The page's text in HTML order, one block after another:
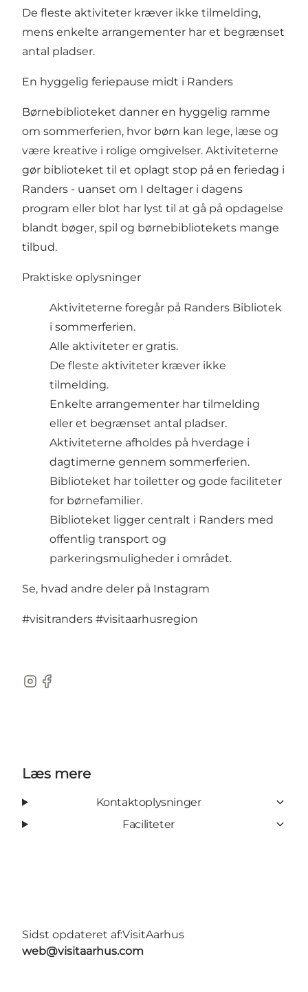
De fleste aktiviteter kræver ikke tilmelding,
mens enkelte arrangementer har et begrænset
antal pladser.
En hyggelig feriepause midt i Randers
Børnebiblioteket danner en hyggelig ramme
om sommerferien, hvor børn kan lege, læse og
være kreative i rolige omgivelser. Aktiviteterne
gør biblioteket til et oplagt stop på en feriedag i
Randers - uanset om I deltager i dagens
program eller blot har lyst til at gå på opdagelse
blandt bøger, spil og børnebibliotekets mange
tilbud.
Praktiske oplysninger
Aktiviteterne foregår på Randers Bibliotek
i sommerferien.
Alle aktiviteter er gratis.
De fleste aktiviteter kræver ikke
tilmelding.
Enkelte arrangementer har tilmelding
eller et begrænset antal pladser.
Aktiviteterne afholdes på hverdage i
dagtimerne gennem sommerferien.
Biblioteket har toiletter og gode faciliteter
for børnefamilier.
Biblioteket ligger centralt i Randers med
offentlig transport og
parkeringsmuligheder i området.
Se, hvad andre deler på Instagram
#visitranders #visitaarhusregion
Instagram
Facebook
Læs mere
Kontaktoplysninger
Faciliteter
Sidst opdateret af:VisitAarhus
web@visitaarhus.com